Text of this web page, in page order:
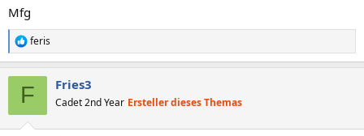
Mfg
R
e
feris
F Fries3
Cadet 2nd Year Ersteller dieses Themas